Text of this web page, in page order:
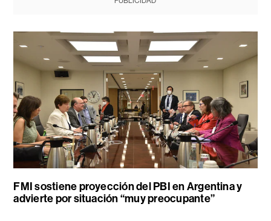
FMI sostiene proyección del PBI en Argentina y
advierte por situación “muy preocupante”